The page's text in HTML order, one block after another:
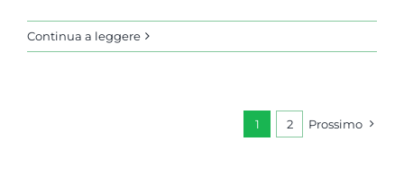
Continua a leggere
1 2 Prossimo